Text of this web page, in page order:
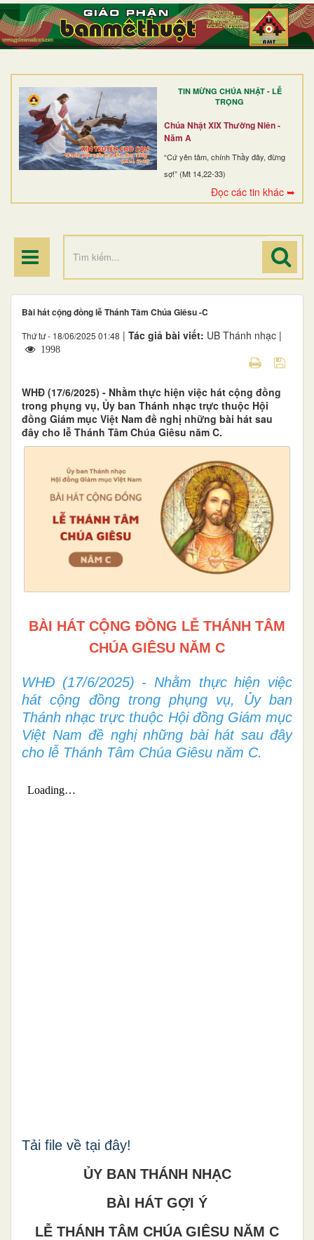
TIN MỪNG CHÚA NHẬT - LỄ
TRỌNG
Chúa Nhật XIX Thường Niên -
Năm A
“Cứ yên tâm, chính Thầy đây, đừng
sợ!” (Mt 14,22-33)
Đọc các tin khác ➥
TRANG NHẤT
GIỚI THIỆU
DÒNG TU
BAN MỤC VỤ
ĐOÀN THỂ CG
ĐIỂM HÀNH HƯƠNG
Bài hát cộng đồng lễ Thánh Tâm Chúa Giêsu -C
Thứ tư - 18/06/2025 01:48 | Tác giả bài viết: UB Thánh nhạc |
1998
WHĐ (17/6/2025) - Nhằm thực hiện việc hát cộng đồng
trong phụng vụ, Ủy ban Thánh nhạc trực thuộc Hội
đồng Giám mục Việt Nam đề nghị những bài hát sau
đây cho lễ Thánh Tâm Chúa Giêsu năm C.
BÀI HÁT CỘNG ĐỒNG LỄ THÁNH TÂM
CHÚA GIÊSU NĂM C
WHĐ (17/6/2025) - Nhằm thực hiện việc
hát cộng đồng trong phụng vụ, Ủy ban
Thánh nhạc trực thuộc Hội đồng Giám mục
Việt Nam đề nghị những bài hát sau đây
cho lễ Thánh Tâm Chúa Giêsu năm C.
Tải file về tại đây!
ỦY BAN THÁNH NHẠC
BÀI HÁT GỢI Ý
LỄ THÁNH TÂM CHÚA GIÊSU NĂM C